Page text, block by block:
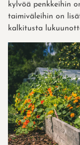
kylvöä penkkeihin
taimiväleihin on
kalkitusta